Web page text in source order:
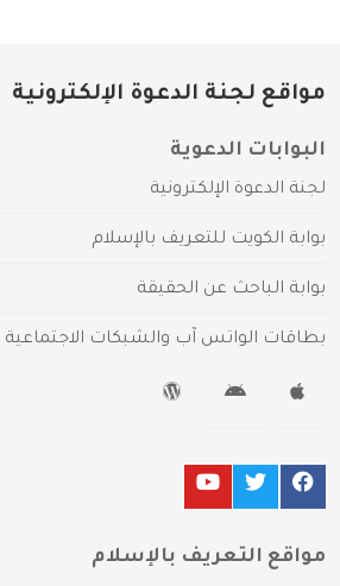
مواقع لجنة الدعوة الإلكترونية
البوابات الدعوية
لجنة الدعوة الإلكترونية
بوابة الكويت للتعريف بالإسلام
بوابة الباحث عن الحقيقة
بطاقات الواتس آب والشبكات الاجتماعية
مواقع التعريف بالإسلام